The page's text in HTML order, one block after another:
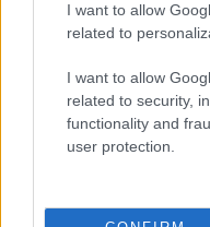
I want to allow
related to
I want to allow
related to security,
functionality and
user protection.
Tragedia en